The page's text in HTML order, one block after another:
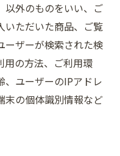
以外のものをいい、ご
いただいた商品、ご覧
ーザーが検索された検
用の方法、ご利用環
、ユーザーのIPアドレ
末の個体識別情報など